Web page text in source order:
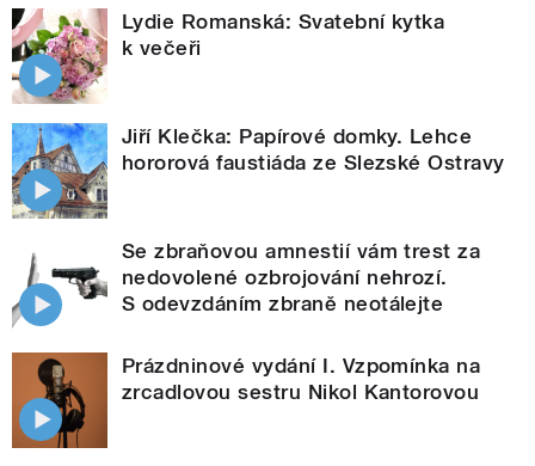
Lydie Romanská: Svatební kytka
k večeři
Jiří Klečka: Papírové domky. Lehce
hororová faustiáda ze Slezské Ostravy
Se zbraňovou amnestií vám trest za
nedovolené ozbrojování nehrozí.
S odevzdáním zbraně neotálejte
Prázdninové vydání I. Vzpomínka na
zrcadlovou sestru Nikol Kantorovou